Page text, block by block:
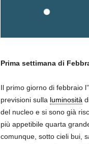
Prima settimana di
Il primo giorno di febbraio
previsioni sulla luminosità
del nucleo e si sono già
più appetibile quarta
comunque, sotto cieli bui,